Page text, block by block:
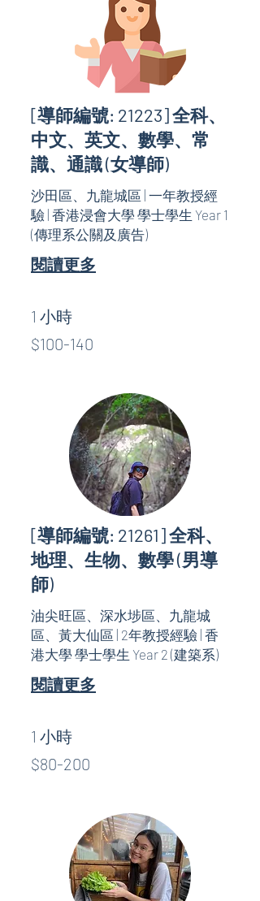
[導師編號: 21223] 全科、
中文、英文、數學、常
識、通識 (女導師)
沙田區、九龍城區 | 一年教授經
驗 | 香港浸會大學 學士學生 Year 1
(傳理系公關及廣告)
閱讀更多
1 小時
140
$100-140
[導師編號: 21261] 全科、
地理、生物、數學 (男導
師)
油尖旺區、深水埗區、九龍城
區、黃大仙區 | 2年教授經驗 | 香
港大學 學士學生 Year 2 (建築系)
閱讀更多
1 小時
200
$80-200